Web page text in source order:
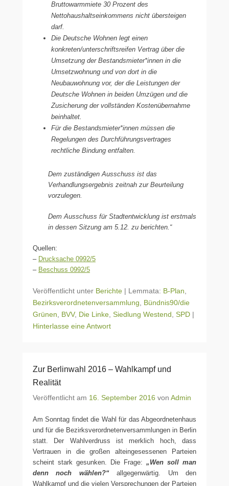
Bruttowarmmiete 30 Prozent des
Nettohaushaltseinkommens nicht übersteigen
darf.
Die Deutsche Wohnen legt einen
konkreten/unterschriftsreifen Vertrag über die
Umsetzung der Bestandsmieter*innen in die
Umsetzwohnung und von dort in die
Neubauwohnung vor, der die Leistungen der
Deutsche Wohnen in beiden Umzügen und die
Zusicherung der vollständen Kostenübernahme
beinhaltet.
Für die Bestandsmieter*innen müssen die
Regelungen des Durchführungsvertrages
rechtliche Bindung entfalten.
Dem zuständigen Ausschuss ist das
Verhandlungsergebnis zeitnah zur Beurteilung
vorzulegen.
Dem Ausschuss für Stadtentwicklung ist erstmals
in dessen Sitzung am 5.12. zu berichten.“
Quellen:
– Drucksache 0992/5
– Beschuss 0992/5
Veröffentlicht unter Berichte | Lemmata: B-Plan
Bezirksverordnetenversammlung
Bündnis90/die
Grünen
BVV, Die Linke Siedlung Westend SPD |
Hinterlasse eine Antwort
Zur Berlinwahl 2016 – Wahlkampf und
Realität
Veröffentlicht am 16. September 2016 von Admin
Am Sonntag findet die Wahl für das Abgeordnetenhaus
und für die Bezirksverordnetenversammlungen in Berlin
statt. Der Wahlverdruss ist merklich hoch, dass
Vertrauen in die großen alteingesessenen Parteien
scheint stark gesunken. Die Frage: „Wen soll man
denn noch wählen?“allgegenwärtig. Um den
Wahlkampf und die vielen Versprechungen der Parteien